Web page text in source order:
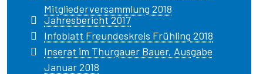
Mitgliederversammlung 2018
Jahresbericht 2017
Infoblatt Freundeskreis Frühling 2018
Inserat im Thurgauer Bauer, Ausgabe
Januar 2018